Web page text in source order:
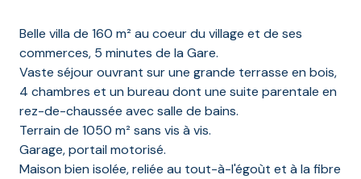
Belle villa de 160 m² au coeur du village et de ses
commerces, 5 minutes de la Gare.
Vaste séjour ouvrant sur une grande terrasse en bois,
4 chambres et un bureau dont une suite parentale en
rez-de-chaussée avec salle de bains.
Terrain de 1050 m² sans vis à vis.
Garage, portail motorisé.
Maison bien isolée, reliée au tout-à-l'égoùt et à la fibre